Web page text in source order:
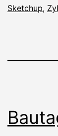
Sketchup,